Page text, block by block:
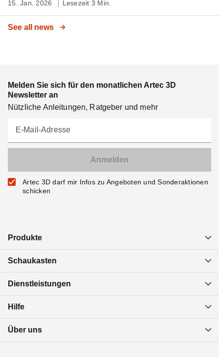
15. Jan. 2026 Lesezeit 3 Min.
See all news
Melden Sie sich für den monatlichen Artec 3D
Newsletter an
Nützliche Anleitungen, Ratgeber und mehr
E-Mail-Adresse
Artec 3D darf mir Infos zu Angeboten und Sonderaktionen
schicken
Produkte
Schaukasten
Dienstleistungen
Hilfe
Über uns